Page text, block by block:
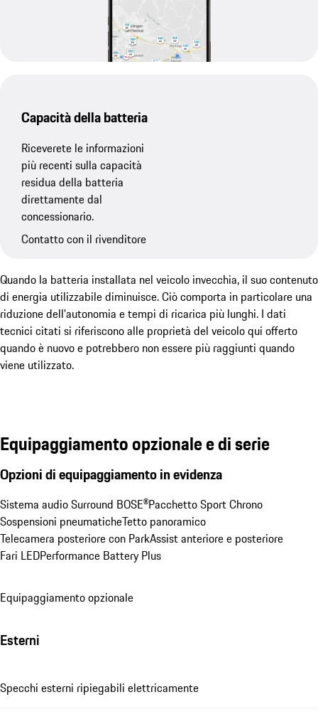
Capacità della batteria
Riceverete le informazioni
più recenti sulla capacità
residua della batteria
direttamente dal
concessionario.
Contatto con il rivenditore
Quando la batteria installata nel veicolo invecchia, il suo contenuto
di energia utilizzabile diminuisce. Ciò comporta in particolare una
riduzione dell'autonomia e tempi di ricarica più lunghi. I dati
tecnici citati si riferiscono alle proprietà del veicolo qui offerto
quando è nuovo e potrebbero non essere più raggiunti quando
viene utilizzato.
Equipaggiamento opzionale e di serie
Opzioni di equipaggiamento in evidenza
Sistema audio Surround BOSE®Pacchetto Sport Chrono
Sospensioni pneumaticheTetto panoramico
Telecamera posteriore con ParkAssist anteriore e posteriore
Fari LEDPerformance Battery Plus
Equipaggiamento opzionale
Esterni
Specchi esterni ripiegabili elettricamente